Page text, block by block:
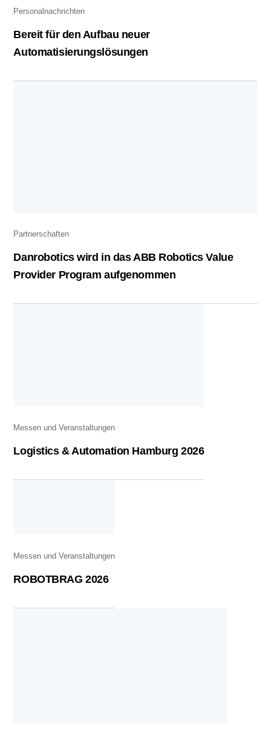
Personalnachrichten
Bereit für den Aufbau neuer
Automatisierungslösungen
Partnerschaften
Danrobotics wird in das ABB Robotics Value
Provider Program aufgenommen
Messen und Veranstaltungen
Logistics & Automation Hamburg 2026
Messen und Veranstaltungen
ROBOTBRAG 2026